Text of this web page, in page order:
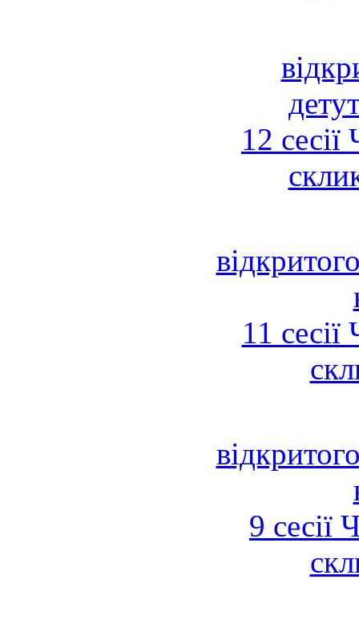
12 сесії
11 сесії
9 сесії